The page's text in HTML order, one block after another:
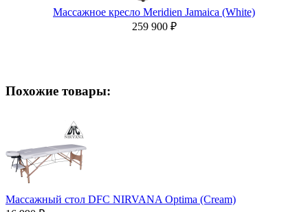
Массажное кресло Meridien Jamaica (White)
259 900 ₽
Похожие товары:
Массажный стол DFC NIRVANA Optima (Cream)